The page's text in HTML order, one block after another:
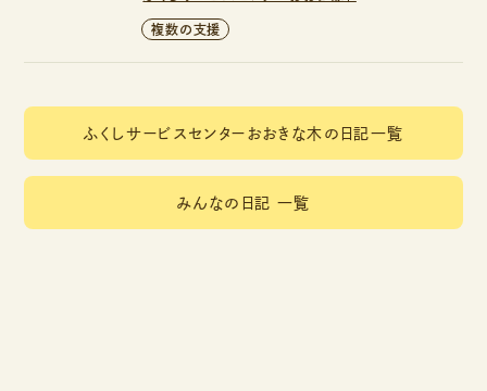
複数の支援
ふくしサービスセンターおおきな木の日記一覧
みんなの日記 一覧